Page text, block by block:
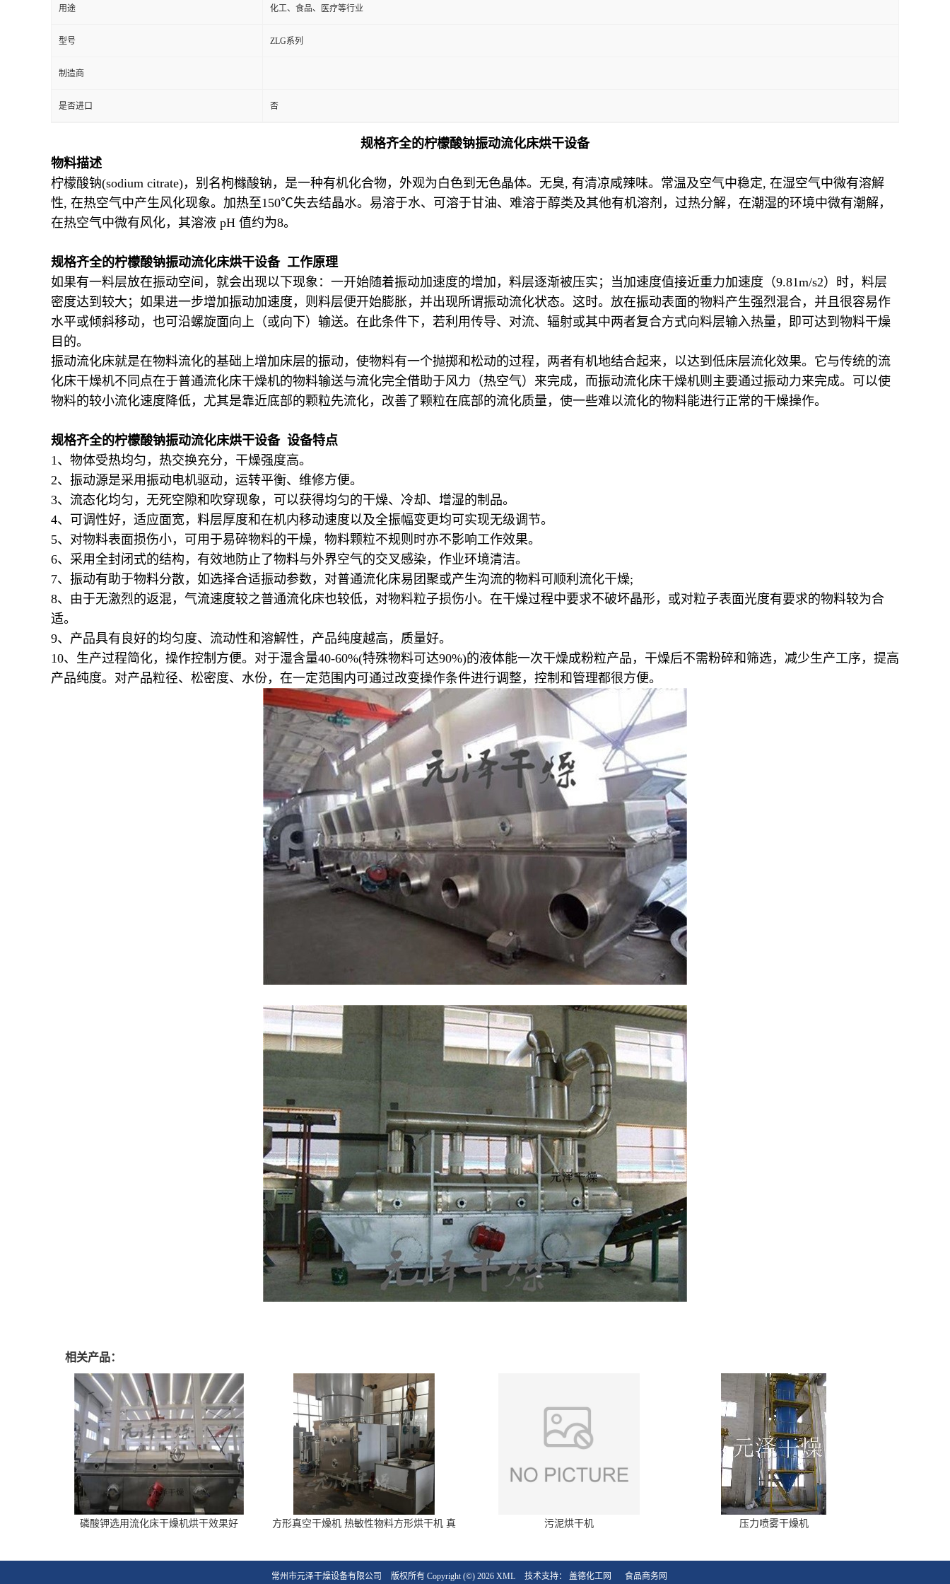
用途 化工、食品、医疗等行业
型号 ZLG系列
制造商
是否进口 否
规格齐全的柠檬酸钠振动流化床烘干设备
物料描述
柠檬酸钠(sodium citrate)，别名枸橼酸钠，是一种有机化合物，外观为白色到无色晶体。无臭, 有清凉咸辣味。常温及空气中稳定, 在湿空气中微有溶解
性, 在热空气中产生风化现象。加热至150℃失去结晶水。易溶于水、可溶于甘油、难溶于醇类及其他有机溶剂，过热分解，在潮湿的环境中微有潮解，
在热空气中微有风化，其溶液 pH 值约为8。
规格齐全的柠檬酸钠振动流化床烘干设备 工作原理
如果有一料层放在振动空间，就会出现以下现象：一开始随着振动加速度的增加，料层逐渐被压实；当加速度值接近重力加速度（9.81m/s2）时，料层
密度达到较大；如果进一步增加振动加速度，则料层便开始膨胀，并出现所谓振动流化状态。这时。放在振动表面的物料产生强烈混合，并且很容易作
水平或倾斜移动，也可沿螺旋面向上（或向下）输送。在此条件下，若利用传导、对流、辐射或其中两者复合方式向料层输入热量，即可达到物料干燥
目的。
振动流化床就是在物料流化的基础上增加床层的振动，使物料有一个抛掷和松动的过程，两者有机地结合起来，以达到低床层流化效果。它与传统的流
化床干燥机不同点在于普通流化床干燥机的物料输送与流化完全借助于风力（热空气）来完成，而振动流化床干燥机则主要通过振动力来完成。可以使
物料的较小流化速度降低，尤其是靠近底部的颗粒先流化，改善了颗粒在底部的流化质量，使一些难以流化的物料能进行正常的干燥操作。
规格齐全的柠檬酸钠振动流化床烘干设备 设备特点
1、物体受热均匀，热交换充分，干燥强度高。
2、振动源是采用振动电机驱动，运转平衡、维修方便。
3、流态化均匀，无死空隙和吹穿现象，可以获得均匀的干燥、冷却、增湿的制品。
4、可调性好，适应面宽，料层厚度和在机内移动速度以及全振幅变更均可实现无级调节。
5、对物料表面损伤小，可用于易碎物料的干燥，物料颗粒不规则时亦不影响工作效果。
6、采用全封闭式的结构，有效地防止了物料与外界空气的交叉感染，作业环境清洁。
7、振动有助于物料分散，如选择合适振动参数，对普通流化床易团聚或产生沟流的物料可顺利流化干燥;
8、由于无激烈的返混，气流速度较之普通流化床也较低，对物料粒子损伤小。在干燥过程中要求不破坏晶形，或对粒子表面光度有要求的物料较为合
适。
9、产品具有良好的均匀度、流动性和溶解性，产品纯度越高，质量好。
10、生产过程简化，操作控制方便。对于湿含量40-60%(特殊物料可达90%)的液体能一次干燥成粉粒产品，干燥后不需粉碎和筛选，减少生产工序，提高
产品纯度。对产品粒径、松密度、水份，在一定范围内可通过改变操作条件进行调整，控制和管理都很方便。
相关产品：
磷酸钾选用流化床干燥机烘干效果好
方形真空干燥机 热敏性物料方形烘干机 真
污泥烘干机 压力喷雾干燥机
常州市元泽干燥设备有限公司 版权所有 Copyright (©) 2026 XML 技术支持： 盖德化工网 食品商务网